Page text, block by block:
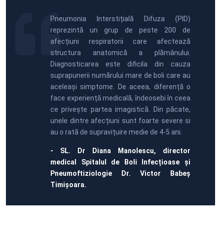
Pneumonia Interstițială Difuza (PID)
reprezintă un grup de peste 200 de
afecțiuni respiratorii care afectează
structura anatomică a plămânului.
Diagnosticarea este dificila din cauza
suprapunerii numărului mare de boli care au
aceleași simptome. De aceea, diferență o
face experiență medicală, îndeosebi în ceea
ce privește partea imagistică. Din păcate,
unele dintre afecțiuni sunt foarte severe si
au o rată de supravițuire medie de 4-5 ani.
- SL. Dr Diana Manolescu, director
medical Spitalul de Boli Infecțioase și
Pneumoftiziologie Dr. Victor Babeș
Timișoara.